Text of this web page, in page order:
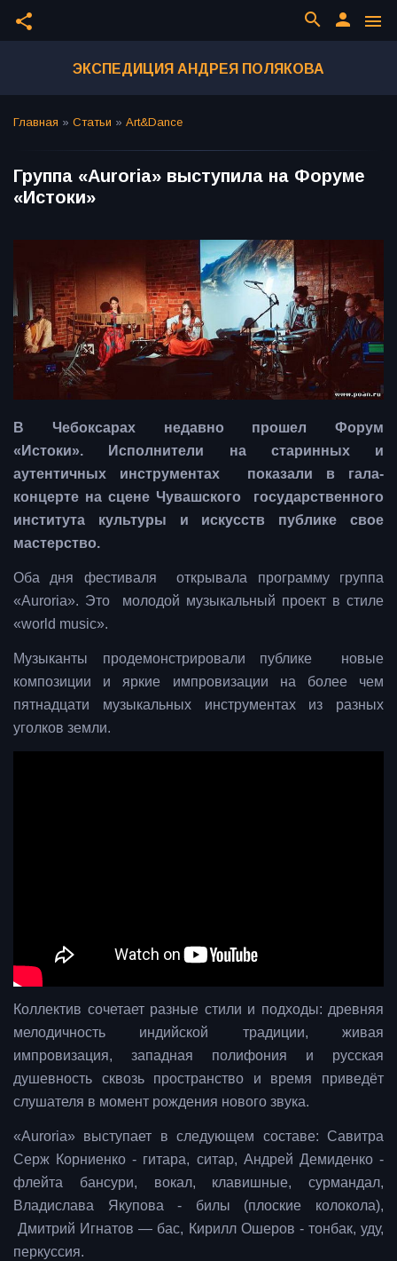
share menu
person
search
ЭКСПЕДИЦИЯ АНДРЕЯ ПОЛЯКОВА
Главная » Статьи » Art&Dance
Группа «Auroria» выступила на Форуме
«Истоки»
В Чебоксарах недавно прошел Форум
«Истоки». Исполнители на старинных и
аутентичных инструментах показали в гала-
концерте на сцене Чувашского государственного
института культуры и искусств публике свое
мастерство.
Оба дня фестиваля открывала программу группа
«Auroria». Это молодой музыкальный проект в стиле
«world music».
Музыканты продемонстрировали публике новые
композиции и яркие импровизации на более чем
пятнадцати музыкальных инструментах из разных
уголков земли.
Коллектив сочетает разные стили и подходы: древняя
мелодичность индийской традиции, живая
импровизация, западная полифония и русская
душевность сквозь пространство и время приведёт
слушателя в момент рождения нового звука.
«Auroria» выступает в следующем составе: Савитра
Серж Корниенко - гитара, ситар, Андрей Демиденко -
флейта бансури, вокал, клавишные, сурмандал,
Владислава Якупова - билы (плоские колокола),
Дмитрий Игнатов — бас, Кирилл Ошеров - тонбак, уду,
перкуссия.